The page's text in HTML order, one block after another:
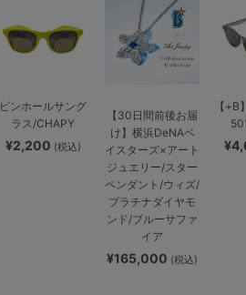
ピンホールサング
ラス/CHAPY
¥2,200 (税込)
【30日間前後お届
け】横浜DeNAベ
イスターズ×アート
ジュエリー/スター
ペンダント/ウィズ/
プラチナダイヤモ
ンド/ブルーサファ
イア
¥165,000 (税込)
【+B